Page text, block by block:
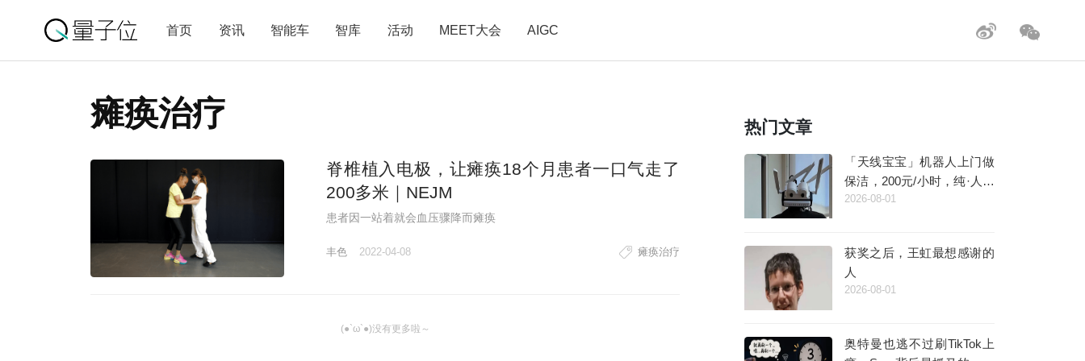
首页 资讯 智能车 智库 活动 MEET大会 AIGC
瘫痪治疗
脊椎植入电极，让瘫痪18个月患者一口气走了
200多米｜NEJM
患者因一站着就会血压骤降而瘫痪
丰色 2022-04-08 瘫痪治疗
(●`ω`●)没有更多啦～
热门文章
「天线宝宝」机器人上门做
保洁，200元/小时，纯·人工
·智能
2026-08-01
获奖之后，王虹最想感谢的
人
2026-08-01
奥特曼也逃不过刷TikTok上